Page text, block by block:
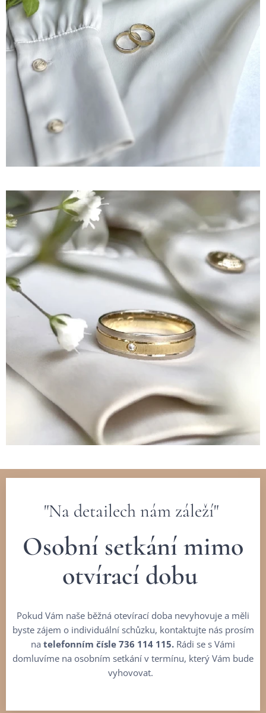
"Na detailech nám záleží"
Osobní setkání mimo
otvírací dobu
Pokud Vám naše běžná otevírací doba nevyhovuje a měli
byste zájem o individuální schůzku, kontaktujte nás prosím
na telefonním čísle 736 114 115. Rádi se s Vámi
domluvíme na osobním setkání v termínu, který Vám bude
vyhovovat.